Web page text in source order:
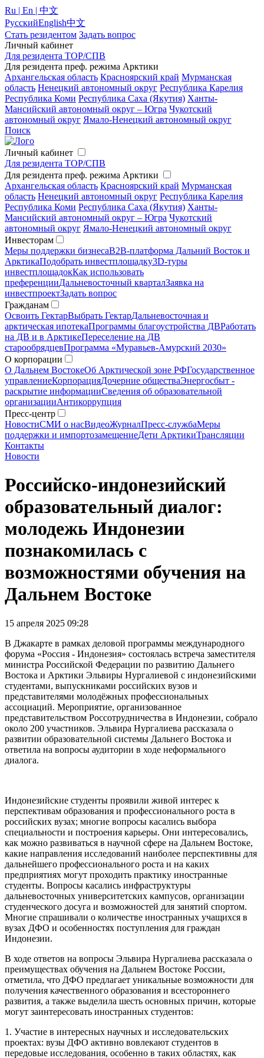
Ru | En | 中文
РусскийEnglish中文
Стать резидентом Задать вопрос
Личный кабинет
Для резидента ТОР/СПВ
Для резидента преф. режима Арктики
Архангельская область Красноярский край Мурманская
область Ненецкий автономный округ Республика Карелия
Республика Коми Республика Саха (Якутия) Ханты-
Мансийский автономный округ – Югра Чукотский
автономный округ Ямало-Ненецкий автономный округ
Поиск
Личный кабинет
Для резидента ТОР/СПВ
Для резидента преф. режима Арктики
Архангельская область Красноярский край Мурманская
область Ненецкий автономный округ Республика Карелия
Республика Коми Республика Саха (Якутия) Ханты-
Мансийский автономный округ – Югра Чукотский
автономный округ Ямало-Ненецкий автономный округ
Инвесторам
Меры поддержки бизнесаB2B-платформа Дальний Восток и
АрктикаПодобрать инвестплощадку3D-туры
инвестплощадокКак использовать
преференцииДальневосточный кварталЗаявка на
инвестпроектЗадать вопрос
Гражданам
Освоить ГектарВыбрать ГектарДальневосточная и
арктическая ипотекаПрограммы благоустройства ДВРаботать
на ДВ и в АрктикеПереселение на ДВ
старообрядцевПрограмма «Муравьев-Амурский 2030»
О корпорации
О Дальнем ВостокеОб Арктической зоне РФГосударственное
управлениеКорпорацияДочерние обществаЭнергосбыт -
раскрытие информацииСведения об образовательной
организацииАнтикоррупция
Пресс-центр
НовостиСМИ о насВидеоЖурналПресс-службаМеры
поддержки и импортозамещениеДети АрктикиТрансляции
Контакты
Новости
Российско-индонезийский
образовательный диалог:
молодежь Индонезии
познакомилась с
возможностями обучения на
Дальнем Востоке
15 апреля 2025 09:28
В Джакарте в рамках деловой программы международного
форума «Россия - Индонезия» состоялась встреча заместителя
министра Российской Федерации по развитию Дальнего
Востока и Арктики Эльвиры Нургалиевой с индонезийскими
студентами, выпускниками российских вузов и
представителями молодёжных профессиональных
ассоциаций. Мероприятие, организованное
представительством Россотрудничества в Индонезии, собрало
около 200 участников. Эльвира Нургалиева рассказала о
развитии образовательной системы Дальнего Востока и
ответила на вопросы аудитории в ходе неформального
диалога.
Индонезийские студенты проявили живой интерес к
перспективам образования и профессионального роста в
российских вузах; многие вопросы касались выбора
специальности и построения карьеры. Они интересовались,
как можно развиваться в научной сфере на Дальнем Востоке,
какие направления исследований наиболее перспективны для
дальнейшего профессионального роста и на каких
предприятиях могут проходить практику иностранные
студенты. Вопросы касались инфраструктуры
дальневосточных университетских кампусов, организации
студенческого досуга и возможностей для занятий спортом.
Многие спрашивали о количестве иностранных учащихся в
вузах ДФО и особенностях поступления для граждан
Индонезии.
В ходе ответов на вопросы Эльвира Нургалиева рассказала о
преимуществах обучения на Дальнем Востоке России,
отметила, что ДФО предлагает уникальные возможности для
получения качественного образования и всестороннего
развития, а также выделила шесть основных причин, которые
могут заинтересовать иностранных студентов:
1. Участие в интересных научных и исследовательских
проектах: вузы ДФО активно вовлекают студентов в
передовые исследования, особенно в таких областях, как